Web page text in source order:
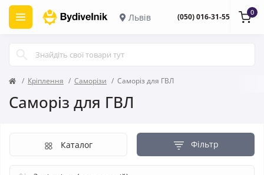
Львів (050) 016-31-55 0
Кріплення Саморізи Саморіз для ГВЛ
Саморіз для ГВЛ
Фільтр
Каталог